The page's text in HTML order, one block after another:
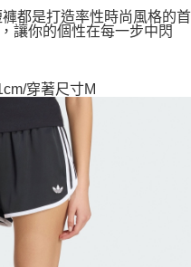
都是打造率性時尚風格的首
讓你的個性在每一步中閃
穿著尺寸M